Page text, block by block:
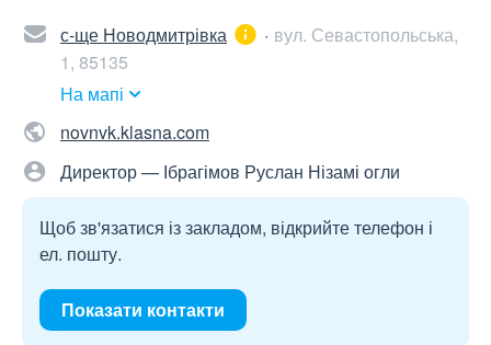
с-ще Новодмитрівка
вул. Севастопольська,
1, 85135
На мапі
novnvk.klasna.com
Директор — Ібрагімов Руслан Нізамі огли
Щоб зв'язатися із закладом, відкрийте телефон і
ел. пошту.
Показати контакти